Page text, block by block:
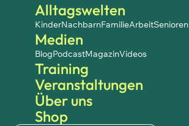
Alltagswelten
KinderNachbarnFamilieArbeitSenioren
Medien
BlogPodcastMagazinVideos
Training
Veranstaltungen
Über uns
Shop